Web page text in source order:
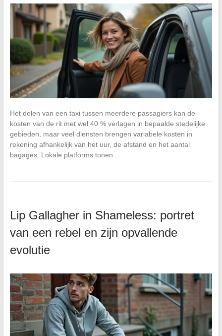
Het delen van een taxi tussen meerdere passagiers kan de
kosten van de rit met wel 40 % verlagen in bepaalde stedelijke
gebieden, maar veel diensten brengen variabele kosten in
rekening afhankelijk van het uur, de afstand en het aantal
bagages. Lokale platforms tonen…
Lip Gallagher in Shameless: portret
van een rebel en zijn opvallende
evolutie